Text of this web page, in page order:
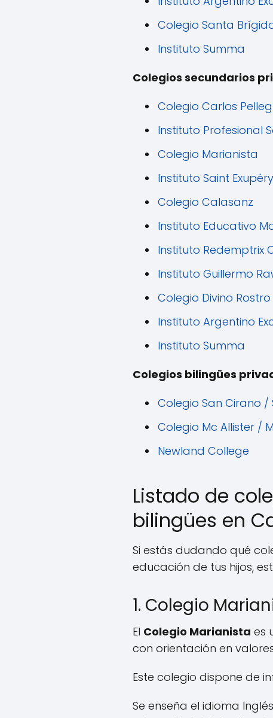
Colegio Santa
Instituto Summa
Colegios secundarios
Colegio Carlos
Instituto Profesional
Colegio Marianista
Instituto Saint Exupéry
Colegio Calasanz
Instituto Educativo
Instituto Redemptrix
Instituto Guillermo
Colegio Divino Rostro
Instituto Argentino
Instituto Summa
Colegios bilingües
Colegio San Cirano /
Colegio Mc Allister /
Newland College
Listado de
bilingües en
Si estás dudando qué
educación de tus hijos,
1. Colegio
El Colegio Marianista es
con orientación en
Este colegio dispone de
Se enseña el idioma